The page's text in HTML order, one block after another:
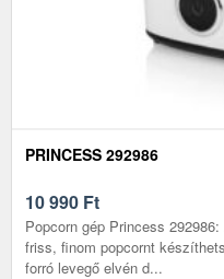
PRINCESS 292986
10 990 Ft
Popcorn gép Princess
friss, finom popcornt
forró levegő elvén d...